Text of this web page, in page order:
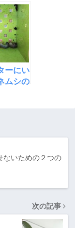
ヤー（苦瓜）の
種まきをした
ーにい
ムシの
ないための２つの
次の記事